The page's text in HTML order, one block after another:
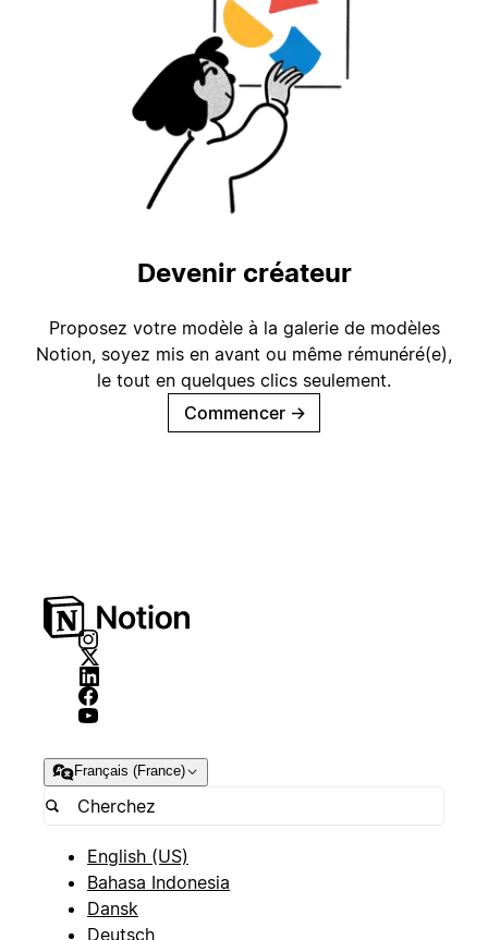
Devenir créateur
Proposez votre modèle à la galerie de modèles
Notion, soyez mis en avant ou même rémunéré(e),
le tout en quelques clics seulement.
Commencer →
Français (France)
English (US)
Bahasa Indonesia
Dansk
Deutsch